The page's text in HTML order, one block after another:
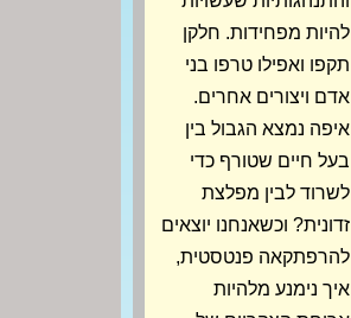
להיות מפחידות. חלקן
תקפו ואפילו טרפו בני
אדם ויצורים אחרים.
איפה נמצא הגבול בין
בעל חיים שטורף כדי
לשרוד לבין מפלצת
זדונית? וכשאנחנו יוצאים
להרפתקאה פנטסטית,
איך נימנע מלהיות